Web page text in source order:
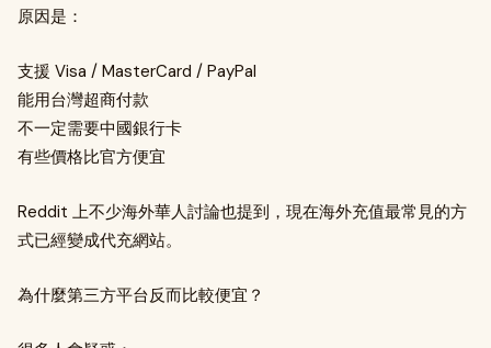
原因是：
支援 Visa / MasterCard / PayPal
能用台灣超商付款
不一定需要中國銀行卡
有些價格比官方便宜
Reddit 上不少海外華人討論也提到，現在海外充值最常見的方
式已經變成代充網站。
為什麼第三方平台反而比較便宜？